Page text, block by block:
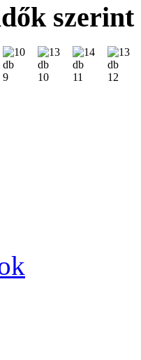
szerint
9 10 11 12